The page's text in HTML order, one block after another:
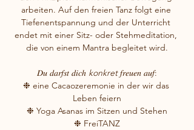
arbeiten. Auf den freien Tanz folgt eine
Tiefenentspannung und der Unterricht
endet mit einer Sitz- oder Stehmeditation,
die von einem Mantra begleitet wird.
𝐷𝑢 𝑑𝑎𝑟𝑓𝑠𝑡 𝑑𝑖𝑐ℎ konkret 𝑓𝑟𝑒𝑢𝑒𝑛 𝑎𝑢𝑓:
❉ eine Cacaozeremonie in der wir das
Leben feiern
❉ Yoga Asanas im Sitzen und Stehen
❉ FreiTANZ